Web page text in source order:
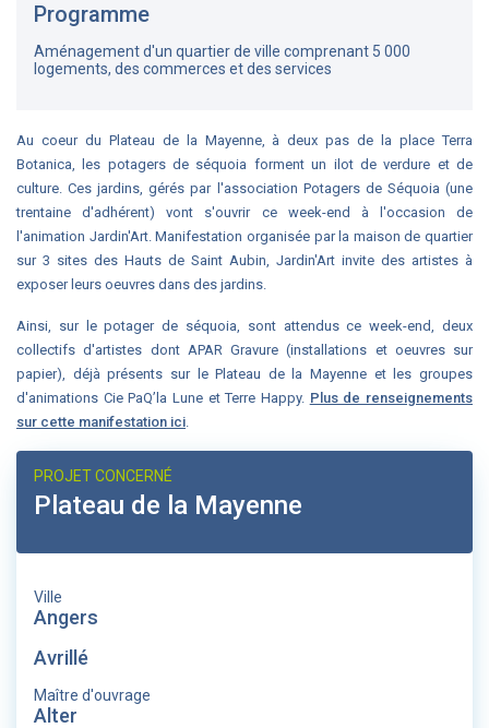
Programme
Aménagement d'un quartier de ville comprenant 5 000
logements, des commerces et des services
Au coeur du Plateau de la Mayenne, à deux pas de la place Terra
Botanica, les potagers de séquoia forment un ilot de verdure et de
culture. Ces jardins, gérés par l'association Potagers de Séquoia (une
trentaine d'adhérent) vont s'ouvrir ce week-end à l'occasion de
l'animation Jardin'Art. Manifestation organisée par la maison de quartier
sur 3 sites des Hauts de Saint Aubin, Jardin'Art invite des artistes à
exposer leurs oeuvres dans des jardins.
Ainsi, sur le potager de séquoia, sont attendus ce week-end, deux
collectifs d'artistes dont APAR Gravure (installations et oeuvres sur
papier), déjà présents sur le Plateau de la Mayenne et les groupes
d'animations Cie PaQ’la Lune et Terre Happy. Plus de renseignements
sur cette manifestation ici.
PROJET CONCERNÉ
Plateau de la Mayenne
Ville
Angers
Avrillé
Maître d'ouvrage
Alter